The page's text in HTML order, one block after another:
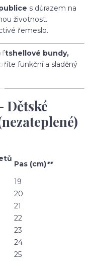
s důrazem na
životnost.
řemeslo.
bundy,
funkční a sladěný
Dětské
Pas (cm)**
19
20
21
22
23
24
25